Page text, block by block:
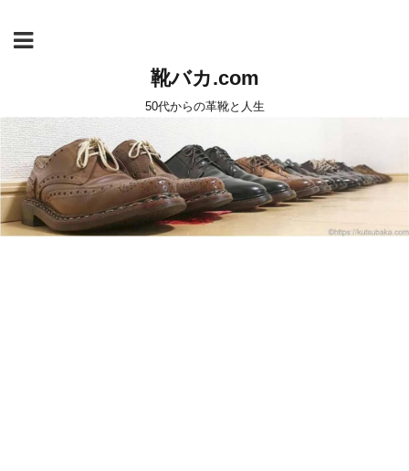
靴バカ.com
50代からの革靴と人生